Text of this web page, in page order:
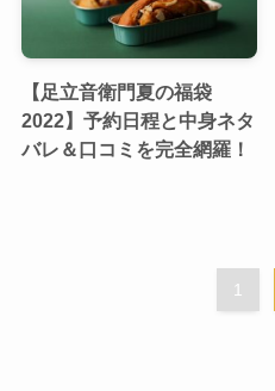
【足立音衛門夏の福袋
2022】予約日程と中身ネタ
バレ＆口コミを完全網羅！
1